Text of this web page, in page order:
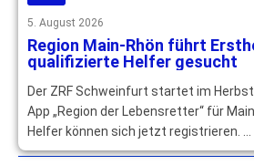
5. August 2026
Region Main-Rhön führt
qualifizierte Helfer gesucht
Der ZRF Schweinfurt startet im
App „Region der Lebensretter“ für
Helfer können sich jetzt registrieren. …